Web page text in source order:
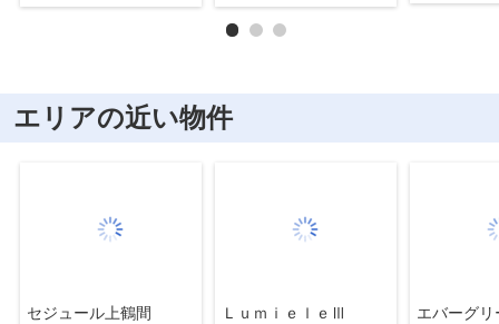
エリアの近い物件
セジュール上鶴間
ＬｕｍｉｅｌｅⅢ
エバーグリ